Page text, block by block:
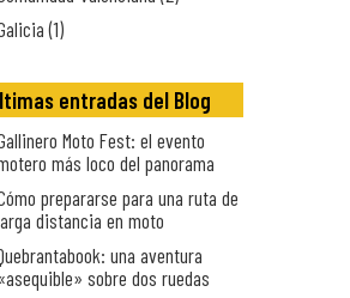
(1)
entradas del Blog
Moto Fest: el evento
más loco del panorama
prepararse para una ruta de
distancia en moto
una aventura
sobre dos ruedas